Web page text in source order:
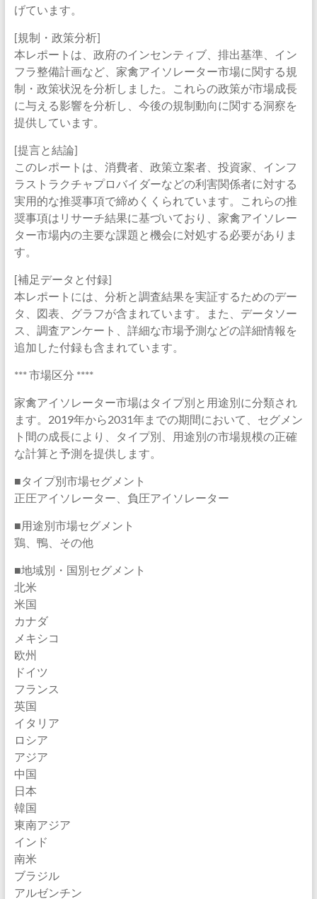
げています。
[規制・政策分析]
本レポートは、政府のインセンティブ、排出基準、イン
フラ整備計画など、家禽アイソレーター市場に関する規
制・政策状況を分析しました。これらの政策が市場成長
に与える影響を分析し、今後の規制動向に関する洞察を
提供しています。
[提言と結論]
このレポートは、消費者、政策立案者、投資家、インフ
ラストラクチャプロバイダーなどの利害関係者に対する
実用的な推奨事項で締めくくられています。これらの推
奨事項はリサーチ結果に基づいており、家禽アイソレー
ター市場内の主要な課題と機会に対処する必要がありま
す。
[補足データと付録]
本レポートには、分析と調査結果を実証するためのデー
タ、図表、グラフが含まれています。また、データソー
ス、調査アンケート、詳細な市場予測などの詳細情報を
追加した付録も含まれています。
*** 市場区分 ****
家禽アイソレーター市場はタイプ別と用途別に分類され
ます。2019年から2031年までの期間において、セグメン
ト間の成長により、タイプ別、用途別の市場規模の正確
な計算と予測を提供します。
■タイプ別市場セグメント
正圧アイソレーター、負圧アイソレーター
■用途別市場セグメント
鶏、鴨、その他
■地域別・国別セグメント
北米
米国
カナダ
メキシコ
欧州
ドイツ
フランス
英国
イタリア
ロシア
アジア
中国
日本
韓国
東南アジア
インド
南米
ブラジル
アルゼンチン